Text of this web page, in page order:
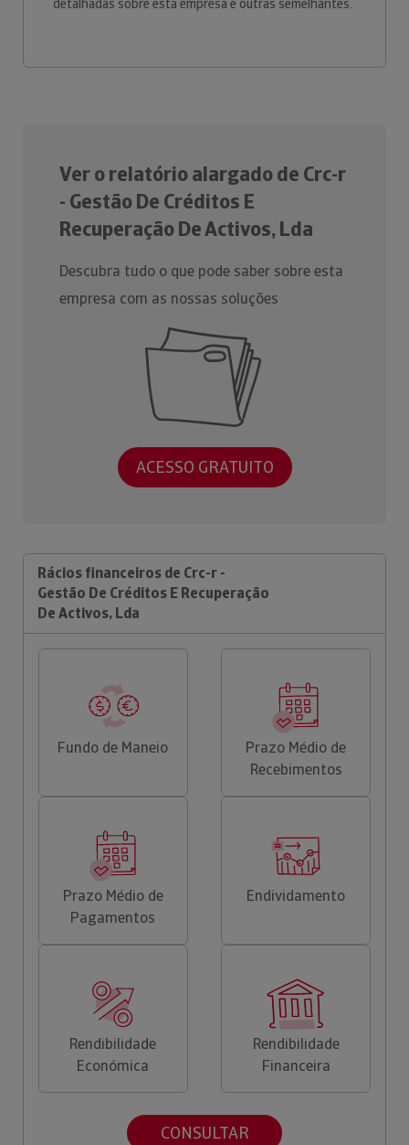
detalhadas sobre esta empresa e outras semelhantes.
Ver o relatório alargado de Crc-r
- Gestão De Créditos E
Recuperação De Activos, Lda
Descubra tudo o que pode saber sobre esta
empresa com as nossas soluções
ACESSO GRATUITO
Rácios financeiros de Crc-r -
Gestão De Créditos E Recuperação
De Activos, Lda
Fundo de Maneio
Prazo Médio de
Recebimentos
Prazo Médio de
Pagamentos
Endividamento
Rendibilidade
Económica
Rendibilidade
Financeira
CONSULTAR